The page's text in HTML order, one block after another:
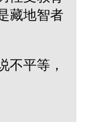
藏地智者
不平等，